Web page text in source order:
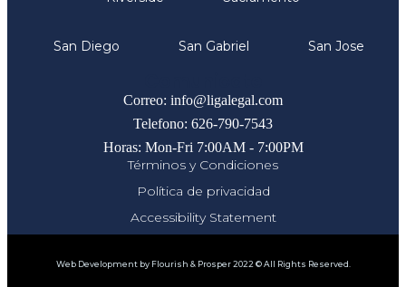
San Diego San Gabriel San Jose
Correo: info@ligalegal.com
Telefono: 626-790-7543
Horas: Mon-Fri 7:00AM - 7:00PM
Términos y Condiciones
Política de privacidad
Accessibility Statement
Web Development by Flourish & Prosper 2022 © All Rights Reserved.